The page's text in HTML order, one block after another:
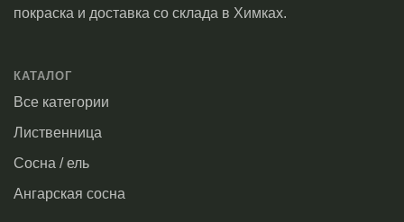
покраска и доставка со склада в Химках.
КАТАЛОГ
Все категории
Лиственница
Сосна / ель
Ангарская сосна